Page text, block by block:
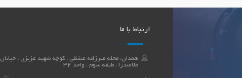
ارتباط با ما
ملاصدرا ، طبقه سوم ، واحد 32